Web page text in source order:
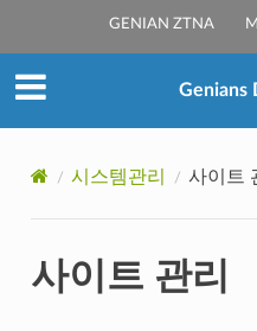
GENIAN ZTNA
Genians
시스템관리 사이트
사이트 관리